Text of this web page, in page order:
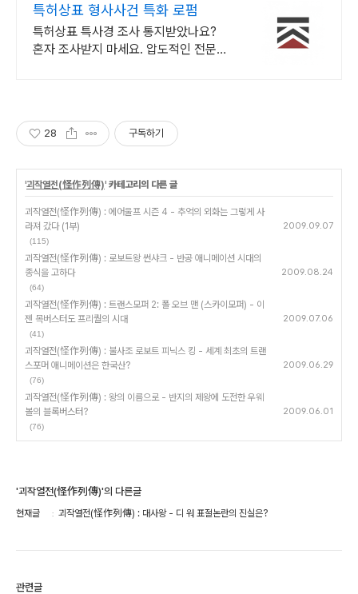
특허상표 형사사건 특화 로펌
특허상표 특사경 조사 통지받았나요?
혼자 조사받지 마세요. 압도적인 전문
28 구독하기
'괴작열전(怪作列傳)' 카테고리의 다른 글
괴작열전(怪作列傳) : 에어울프 시즌 4 - 추억의 외화는 그렇게 사
라져 갔다 (1부)
(115)
2009.09.07
괴작열전(怪作列傳) : 로보트왕 썬샤크 - 반공 애니메이션 시대의
종식을 고하다
(64)
2009.08.24
괴작열전(怪作列傳) : 트랜스모퍼 2: 폴 오브 맨 (스카이모퍼) - 이
젠 목버스터도 프리퀄의 시대
(41)
2009.07.06
괴작열전(怪作列傳) : 불사조 로보트 피닉스 킹 - 세계 최초의 트랜
스포머 애니메이션은 한국산?
(76)
2009.06.29
괴작열전(怪作列傳) : 왕의 이름으로 - 반지의 제왕에 도전한 우웨
볼의 블록버스터?
(76)
2009.06.01
'괴작열전(怪作列傳)'의 다른글
현재글 괴작열전(怪作列傳) : 대사왕 - 디 워 표절논란의 진실은?
관련글